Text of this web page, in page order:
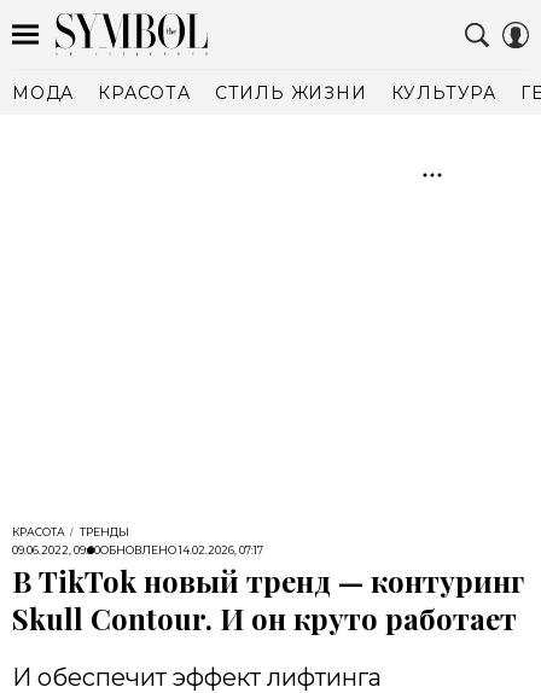
МОДА КРАСОТА СТИЛЬ ЖИЗНИ КУЛЬТУРА
КРАСОТА
ТРЕНДЫ
09.06.2022, 09:00ОБНОВЛЕНО14.02.2026, 07:17
В TikTok новый тренд — контуринг
Skull Contour. И он круто работает
И обеспечит эффект лифтинга